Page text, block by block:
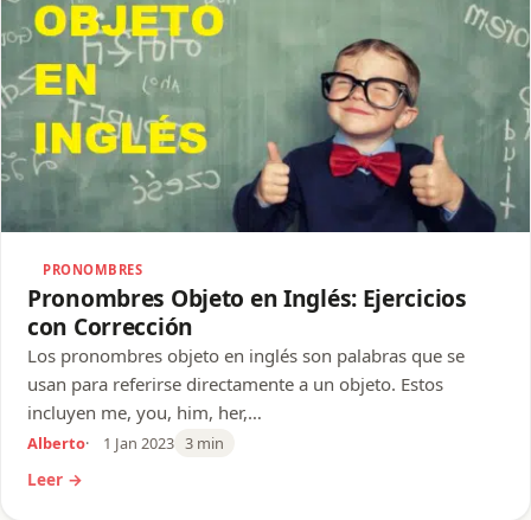
PRONOMBRES
Pronombres Objeto en Inglés: Ejercicios
con Corrección
Los pronombres objeto en inglés son palabras que se
usan para referirse directamente a un objeto. Estos
incluyen me, you, him, her,…
Alberto 1 Jan 2023 3 min
Leer →